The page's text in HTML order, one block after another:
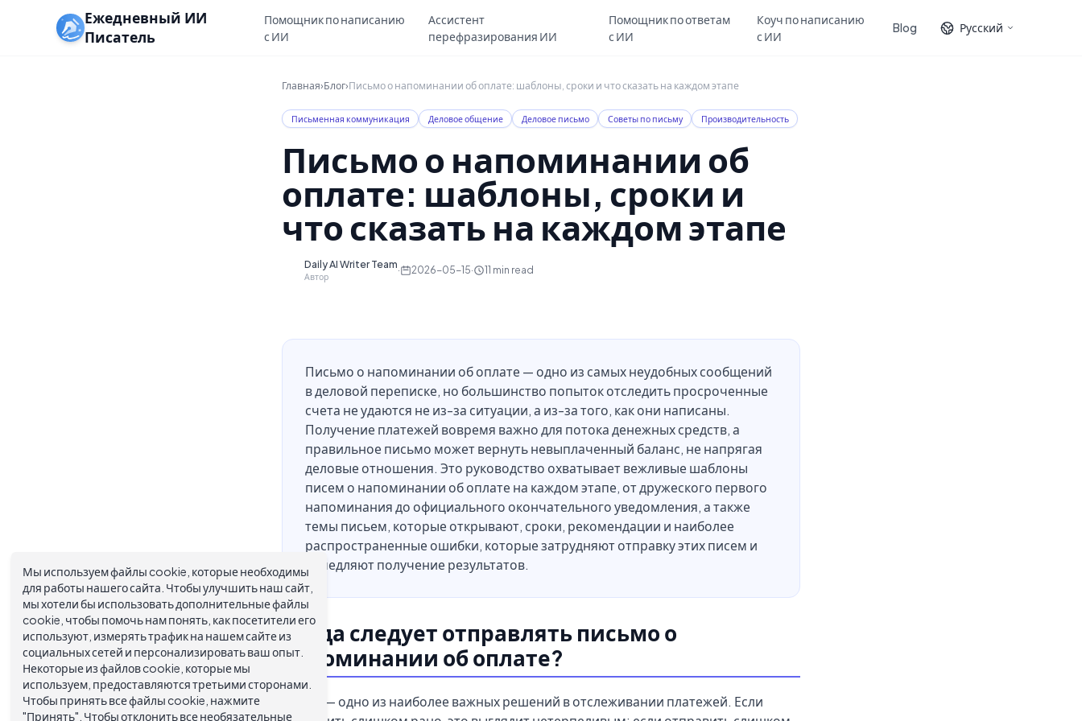
Ежедневный ИИ
Писатель
Помощник по написанию
с ИИ
Ассистент
перефразирования ИИ
Помощник по ответам
с ИИ
Коуч по написанию
с ИИ
Blog Русский
Главная›Блог›Письмо о напоминании об оплате: шаблоны, сроки и что сказать на каждом этапе
Письменная коммуникация Деловое общение Деловое письмо Советы по письму Производительность
Письмо о напоминании об
оплате: шаблоны, сроки и
что сказать на каждом этапе
Daily AI Writer Team
Автор
· 2026-05-15· 11 min read
Письмо о напоминании об оплате — одно из самых неудобных сообщений
в деловой переписке, но большинство попыток отследить просроченные
счета не удаются не из-за ситуации, а из-за того, как они написаны.
Получение платежей вовремя важно для потока денежных средств, а
правильное письмо может вернуть невыплаченный баланс, не напрягая
деловые отношения. Это руководство охватывает вежливые шаблоны
писем о напоминании об оплате на каждом этапе, от дружеского первого
напоминания до официального окончательного уведомления, а также
темы письем, которые открывают, сроки, рекомендации и наиболее
распространенные ошибки, которые затрудняют отправку этих писем и
замедляют получение результатов.
Когда следует отправлять письмо о
напоминании об оплате?
Время — одно из наиболее важных решений в отслеживании платежей. Если
Мы используем файлы cookie, которые необходимы
для работы нашего сайта. Чтобы улучшить наш сайт,
мы хотели бы использовать дополнительные файлы
cookie, чтобы помочь нам понять, как посетители его
используют, измерять трафик на нашем сайте из
социальных сетей и персонализировать ваш опыт.
Некоторые из файлов cookie, которые мы
используем, предоставляются третьими сторонами.
Чтобы принять все файлы cookie, нажмите
"Принять". Чтобы отклонить все необязательные